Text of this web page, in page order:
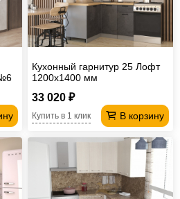
Кухонный гарнитур 25 Лофт
1200х1400 мм
33 020 ₽
В корзину
Купить в 1 клик